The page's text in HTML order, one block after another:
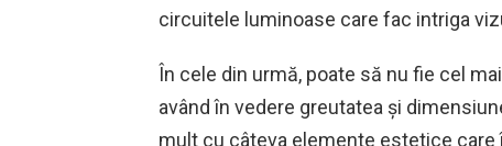
circuitele luminoase care fac intriga
În cele din urmă, poate să nu fie cel
având în vedere greutatea și
mult cu câteva elemente estetice care